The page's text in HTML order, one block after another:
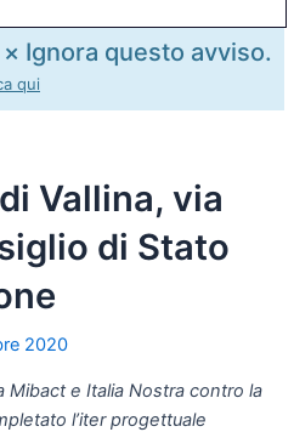
qui
× Ignora questo avviso.
Vallina, via
di Stato
2020
Mibact e Italia Nostra contro la
l’iter progettuale